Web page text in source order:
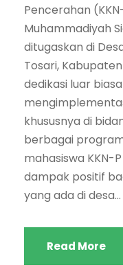
Pencerahan
Muhammadiyah
ditugaskan di
Tosari,
dedikasi luar
khususnya di
berbagai
mahasiswa KKN-
dampak positif
yang ada di desa...
Read More